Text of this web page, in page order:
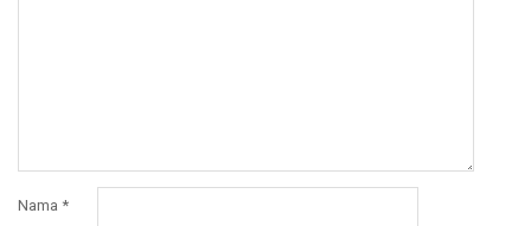
Nama *